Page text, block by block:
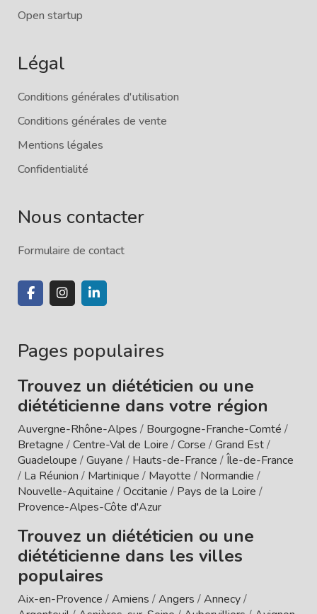
Open startup
Légal
Conditions générales d'utilisation
Conditions générales de vente
Mentions légales
Confidentialité
Nous contacter
Formulaire de contact
Pages populaires
Trouvez un diététicien ou une
diététicienne dans votre région
Auvergne-Rhône-Alpes / Bourgogne-Franche-Comté /
Bretagne /Centre-Val de Loire /Corse /Grand Est/
Guadeloupe /Guyane / Hauts-de-France /Île-de-France
/ La Réunion / Martinique / Mayotte / Normandie /
Nouvelle-Aquitaine /Occitanie / Pays de la Loire /
Provence-Alpes-Côte d'Azur
Trouvez un diététicien ou une
diététicienne dans les villes
populaires
Aix-en-Provence /Amiens /Angers /Annecy/